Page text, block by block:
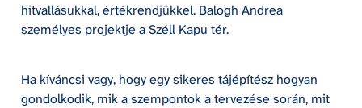
hitvallásukkal, értékrendjükkel. Balogh Andrea
személyes projektje a Széll Kapu tér.
Ha kíváncsi vagy, hogy egy sikeres tájépítész hogyan
gondolkodik, mik a szempontok a tervezése során, mit